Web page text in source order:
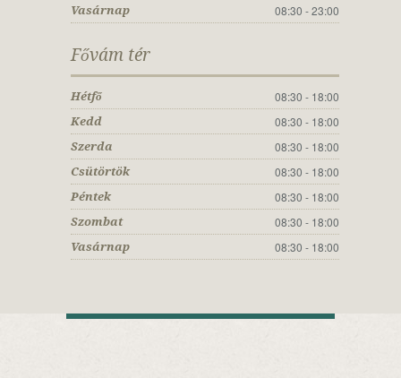
Vasárnap 08:30 - 23:00
Fővám tér
Hétfő 08:30 - 18:00
Kedd 08:30 - 18:00
Szerda 08:30 - 18:00
Csütörtök 08:30 - 18:00
Péntek 08:30 - 18:00
Szombat 08:30 - 18:00
Vasárnap 08:30 - 18:00